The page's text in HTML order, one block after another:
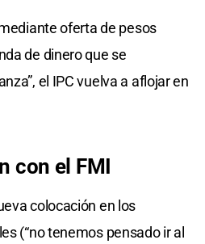
oferta de pesos
de dinero que se
el IPC vuelva a aflojar en
con el FMI
colocación en los
(“no tenemos pensado ir al